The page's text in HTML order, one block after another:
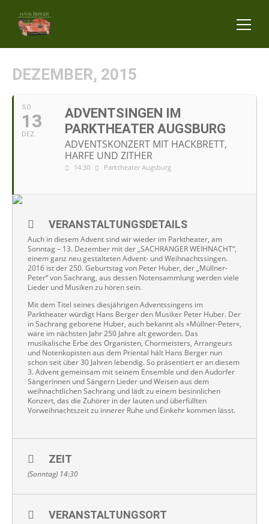
DEZEMBER, 2015
SO
13
DEZ.
ADVENTSINGEN IM
PARKTHEATER AUGSBURG
ADVENTSKONZERT MIT HACKBRETT,
HARFE UND ZITHER
14:30 Parktheater Augsburg
VERANSTALTUNGSDETAILS
Auch in diesem Advent sind wir wieder im Parktheater, am
Sonntag – 13. Dezember mit der „SACHRANGER WEIHNACHT“,
einem ganz neu gestalteten Advent- und Weihnachtssingen.
2016 ist der 250. Geburtstag von Peter Huber, der „Müllner-
Peter“ von Sachrang, aus dessen Notensammlung werden viele
Lieder und Musiken zu hören sein.
Mit dem Titel seines diesjährigen Adventssingens im
Parktheater würdigt Hans Berger den Musiker Peter Huber. Der
in Sachrang geborene Huber, auch bekannt als »Müllner-Peter«,
wäre im nächsten Jahr 250 Jahre alt geworden. Das
musikalische Erbe des Organisten, Chormeisters, Arrangeurs
und Notenkopisten aus dem Priental hält Hans Berger nun
schon seit über 30 Jahren lebendig. So präsentiert er an diesem
3. Advent gemeinsam mit seinem Ensemble und den Audorfer
Sängerinnen und Sängern Lieder und Weisen aus dem
weihnachtlichen Sachrang und lädt zu einem besinnlichen
Konzert, das die Zuhörer in der lauten und überfüllten
Vorweihnachtszeit zu innerer Ruhe und Einkehr kommen lässt.
ZEIT
(Sonntag) 14:30
VERANSTALTUNGSORT